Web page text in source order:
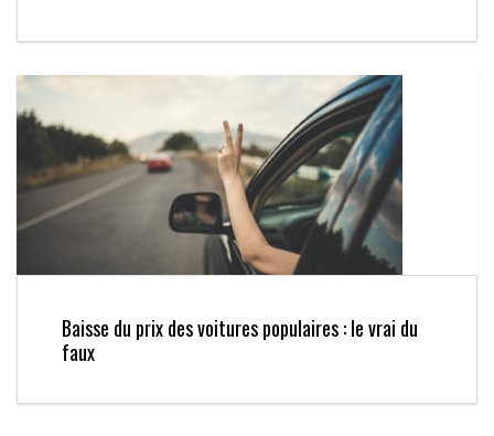
Baisse du prix des voitures populaires : le vrai du
faux